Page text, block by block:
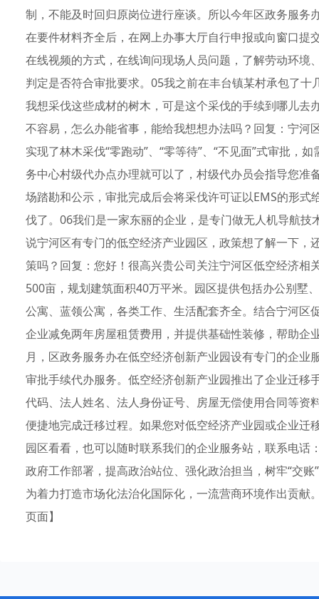
制，不能及时回归原岗位进行座谈。所以今年区政务服
在要件材料齐全后，在网上办事大厅自行申报或向窗口
在线视频的方式，在线询问现场人员问题，了解劳动环
判定是否符合审批要求。05我之前在丰台镇某村承包了
我想采伐这些成材的树木，可是这个采伐的手续到哪儿
不容易，怎么办能省事，能给我想想办法吗？回复：宁河
实现了林木采伐“零跑动”、“零等待”、“不见面”式审批，
务中心村级代办点办理就可以了，村级代办员会指导您
场踏勘和公示，审批完成后会将采伐许可证以EMS的形
伐了。06我们是一家东丽的企业，是专门做无人机导航
说宁河区有专门的低空经济产业园区，政策想了解一下
策吗？回复：您好！很高兴贵公司关注宁河区低空经济
500亩，规划建筑面积40万平米。园区提供包括办公别墅
公寓、蓝领公寓，各类工作、生活配套齐全。结合宁河
企业减免两年房屋租赁费用，并提供基础性装修，帮助
月，区政务服务办在低空经济创新产业园设有专门的企
审批手续代办服务。低空经济创新产业园推出了企业迁移
代码、法人姓名、法人身份证号、房屋无偿使用合同等
便捷地完成迁移过程。如果您对低空经济产业园或企业
园区看看，也可以随时联系我们的企业服务站，联系电
政府工作部署，提高政治站位、强化政治担当，树牢“交
为着力打造市场化法治化国际化，一流营商环境作出贡献
页面】